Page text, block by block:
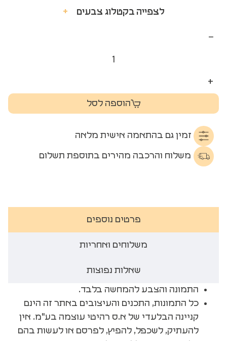
לצפייה בקטלוג צבעים +
−
+
הוספה לסל
זמין גם בהתאמה אישית מלאה
משלוח והרכבה מהירים בתוספת תשלום
פרטים נוספים
משלוחים ואחריות
שאלות נפוצות
התמונה והצבע להמחשה בלבד.
כל התמונות, התכנים והעיצובים באתר זה הינם
קניינה הבלעדי של א.ס רהיטי עוצמה בע"מ. אין
להעתיק, לשכפל, להפיץ, לפרסם או לעשות בהם